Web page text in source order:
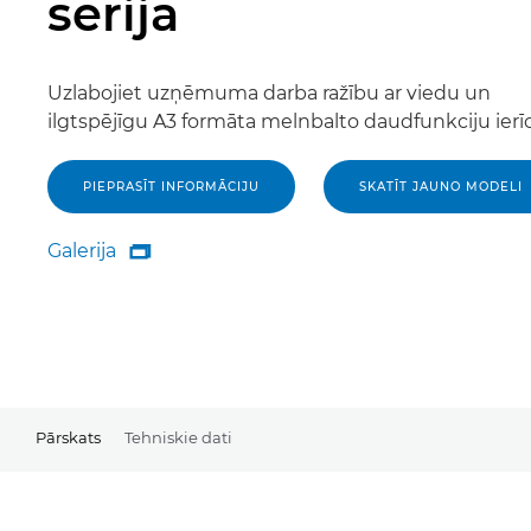
sērija
Uzlabojiet uzņēmuma darba ražību ar viedu un
ilgtspējīgu A3 formāta melnbalto daudfunkciju
PIEPRASĪT INFORMĀCIJU SKATĪT JAUNO MODELI
Galerija
Galerija

Pārskats Tehniskie dati